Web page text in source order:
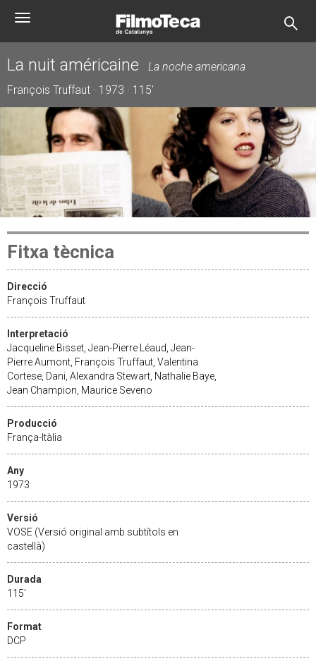
Toggle
La nuit américaine
La noche americana
François Truffaut · 1973 · 115'
Fitxa tècnica
Direcció
François Truffaut
Interpretació
Jacqueline Bisset, Jean-Pierre Léaud, Jean-
Pierre Aumont, François Truffaut, Valentina
Cortese, Dani, Alexandra Stewart, Nathalie Baye,
Jean Champion, Maurice Seveno
Producció
França-Itàlia
Any
1973
Versió
VOSE (Versió original amb subtítols en
castellà)
Durada
115'
Format
DCP